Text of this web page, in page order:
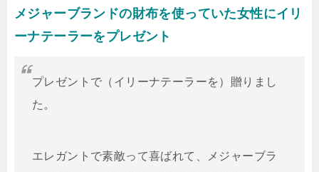
メジャーブランドの財布を使っていた女性にイリ
ーナテーラーをプレゼント
プレゼントで（イリーナテーラーを）贈りまし
た。
エレガントで素敵って喜ばれて、メジャーブラ